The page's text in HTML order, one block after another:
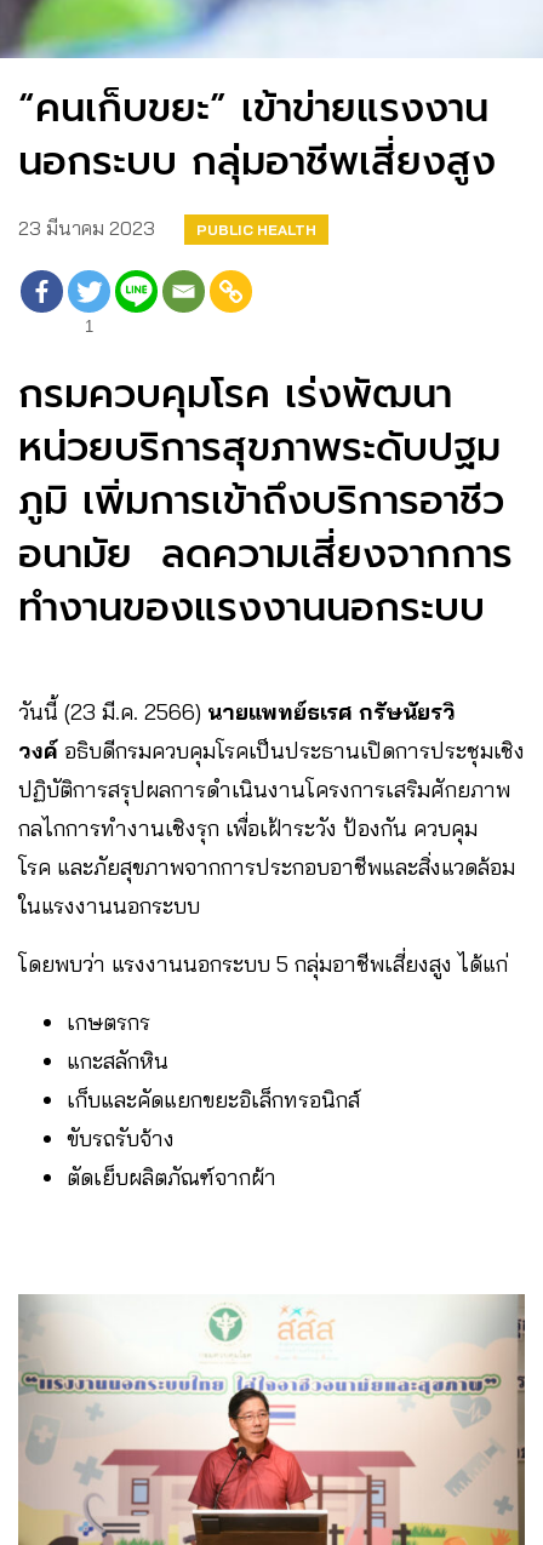
“คนเก็บขยะ” เข้าข่ายแรงงาน
นอกระบบ กลุ่มอาชีพเสี่ยงสูง
23 มีนาคม 2023 PUBLIC HEALTH
1
กรมควบคุมโรค เร่งพัฒนา
หน่วยบริการสุขภาพระดับปฐม
ภูมิ เพิ่มการเข้าถึงบริการอาชีว
อนามัย ลดความเสี่ยงจากการ
ทำงานของแรงงานนอกระบบ
วันนี้ (23 มี.ค. 2566) นายแพทย์ธเรศ กรัษนัยรวิ
วงค์ อธิบดีกรมควบคุมโรคเป็นประธานเปิดการประชุมเชิง
ปฏิบัติการสรุปผลการดำเนินงานโครงการเสริมศักยภาพ
กลไกการทำงานเชิงรุก เพื่อเฝ้าระวัง ป้องกัน ควบคุม
โรค และภัยสุขภาพจากการประกอบอาชีพและสิ่งแวดล้อม
ในแรงงานนอกระบบ
โดยพบว่า แรงงานนอกระบบ 5 กลุ่มอาชีพเสี่ยงสูง ได้แก่
เกษตรกร
แกะสลักหิน
เก็บและคัดแยกขยะอิเล็กทรอนิกส์
ขับรถรับจ้าง
ตัดเย็บผลิตภัณฑ์จากผ้า